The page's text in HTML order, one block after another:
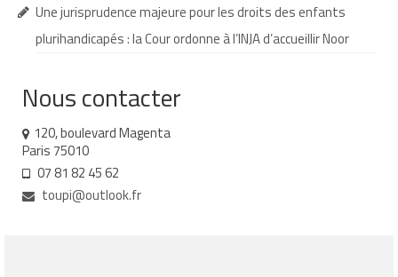
Une jurisprudence majeure pour les droits des enfants
plurihandicapés : la Cour ordonne à l’INJA d’accueillir Noor
Nous contacter
120, boulevard Magenta
Paris 75010
07 81 82 45 62
toupi@outlook.fr